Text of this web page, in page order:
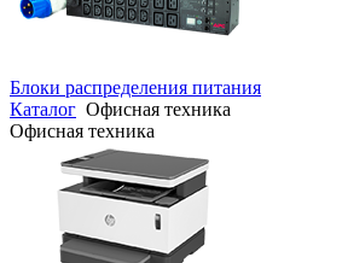
Блоки распределения питания
Каталог Офисная техника
Офисная техника